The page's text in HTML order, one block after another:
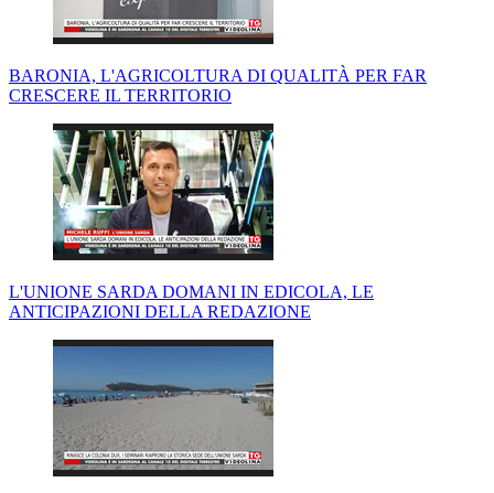
BARONIA, L'AGRICOLTURA DI QUALITÀ PER FAR
CRESCERE IL TERRITORIO
L'UNIONE SARDA DOMANI IN EDICOLA, LE
ANTICIPAZIONI DELLA REDAZIONE